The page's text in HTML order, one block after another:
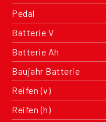
Pedal
Batterie V
Batterie Ah
Baujahr Batterie
Reifen (v)
Reifen (h)